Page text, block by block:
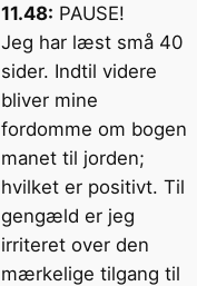
11.48: PAUSE!
Jeg har læst små 40
sider. Indtil videre
bliver mine
fordomme om bogen
manet til jorden;
hvilket er positivt. Til
gengæld er jeg
irriteret over den
mærkelige tilgang til